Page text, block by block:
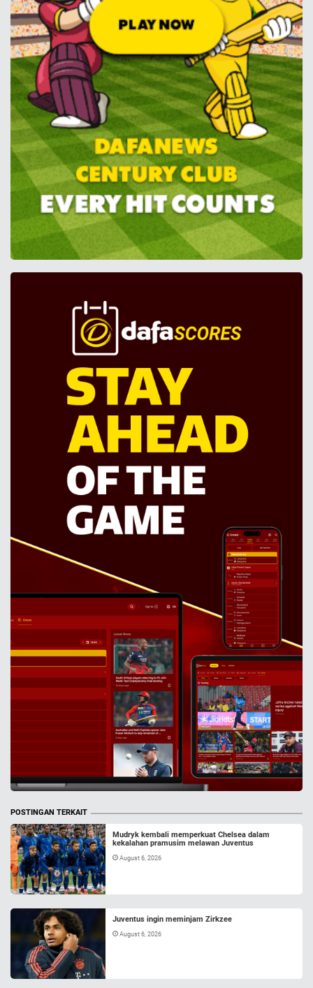
POSTINGAN TERKAIT
Mudryk kembali memperkuat Chelsea dalam
kekalahan pramusim melawan Juventus
August 6, 2026
Juventus ingin meminjam Zirkzee
August 6, 2026